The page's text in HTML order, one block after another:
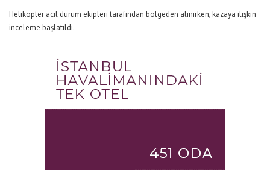
Helikopter acil durum ekipleri tarafından bölgeden alınırken, kazaya ilişkin
inceleme başlatıldı.